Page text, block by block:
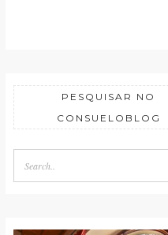
PESQUISAR NO
CONSUELOBLOG